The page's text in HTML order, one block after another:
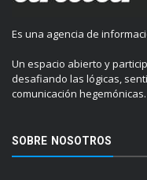
Es una agencia de
Un espacio abierto y
desafiando las lógicas,
comunicación hegemónicas.
SOBRE NOSOTROS